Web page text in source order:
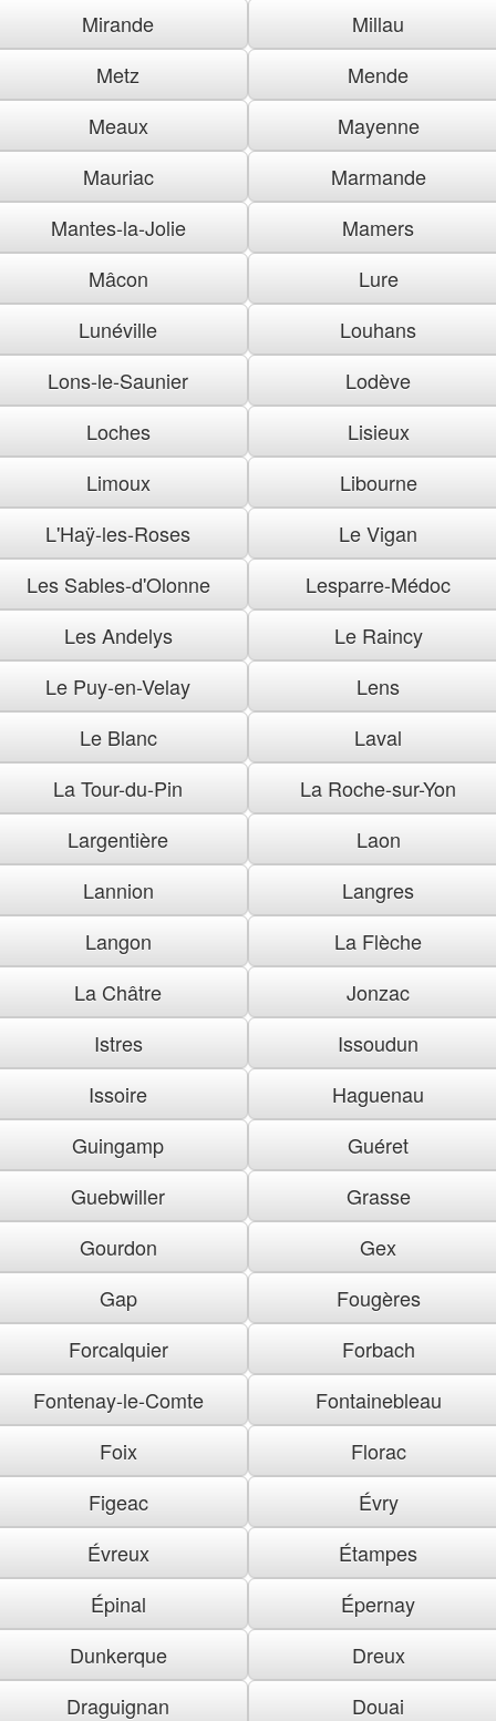
Mirande
Millau
Metz
Mende
Meaux
Mayenne
Mauriac
Marmande
Mantes-la-Jolie
Mamers
Mâcon
Lure
Lunéville
Louhans
Lons-le-Saunier
Lodève
Loches
Lisieux
Limoux
Libourne
L'Haÿ-les-Roses
Le Vigan
Les Sables-d'Olonne
Lesparre-Médoc
Les Andelys
Le Raincy
Le Puy-en-Velay
Lens
Le Blanc
Laval
La Tour-du-Pin
La Roche-sur-Yon
Largentière
Laon
Lannion
Langres
Langon
La Flèche
La Châtre
Jonzac
Istres
Issoudun
Issoire
Haguenau
Guingamp
Guéret
Guebwiller
Grasse
Gourdon
Gex
Gap
Fougères
Forcalquier
Forbach
Fontenay-le-Comte
Fontainebleau
Foix
Florac
Figeac
Évry
Évreux
Étampes
Épinal
Épernay
Dunkerque
Dreux
Draguignan
Douai